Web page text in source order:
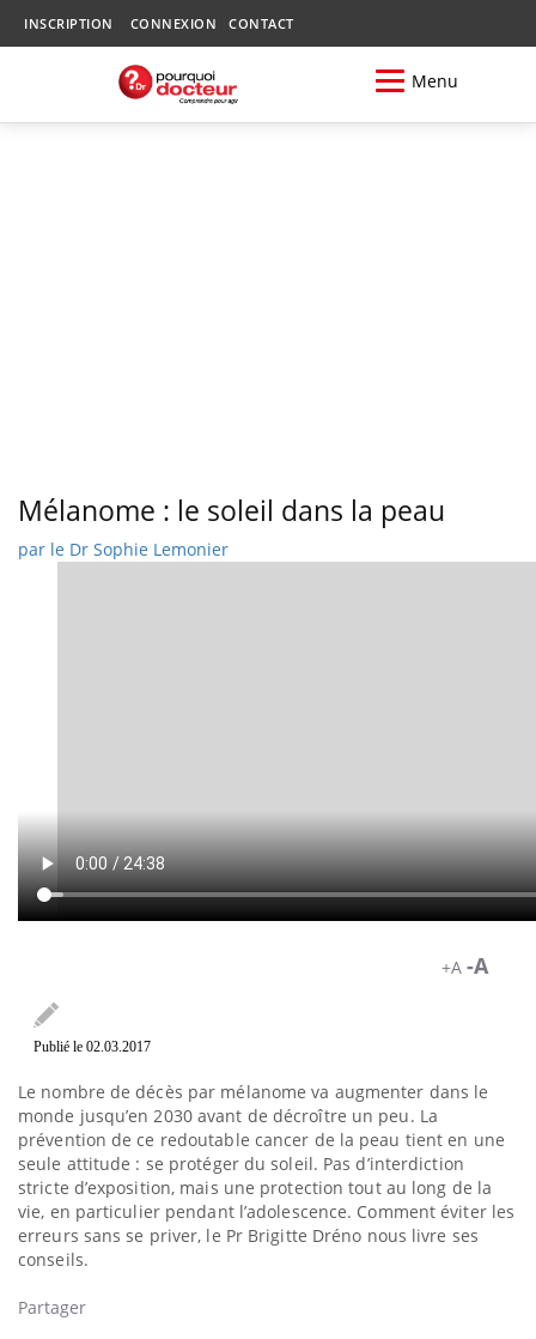
INSCRIPTION CONNEXION CONTACT
Menu
Mélanome : le soleil dans la peau
par le Dr Sophie Lemonier
+A -A
Publié le 02.03.2017
Le nombre de décès par mélanome va augmenter dans le
monde jusqu’en 2030 avant de décroître un peu. La
prévention de ce redoutable cancer de la peau tient en une
seule attitude : se protéger du soleil. Pas d’interdiction
stricte d’exposition, mais une protection tout au long de la
vie, en particulier pendant l’adolescence. Comment éviter les
erreurs sans se priver, le Pr Brigitte Dréno nous livre ses
conseils.
Partager